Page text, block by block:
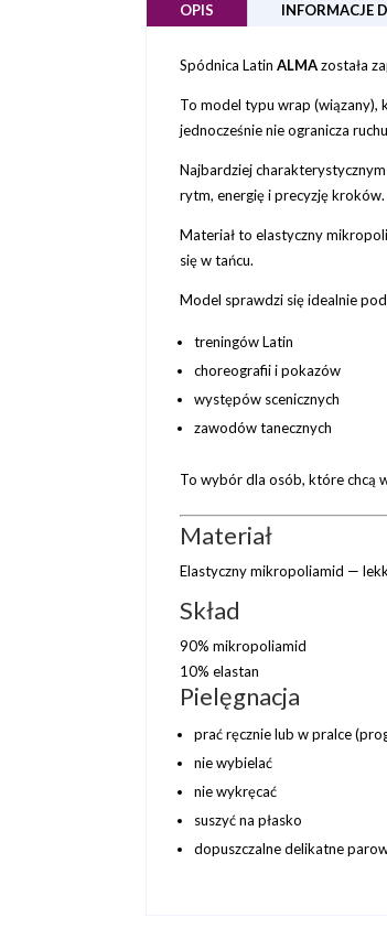
OPIS INFORMACJE
Spódnica Latin ALMAzostała
To model typu wrap (wiązany),
jednocześnie nie ogranicza
Najbardziej
rytm, energię i precyzję
Materiał to elastyczny
się w tańcu.
Model sprawdzi się idealnie
treningów Latin
choreografii i pokazów
występów scenicznych
zawodów tanecznych
To wybór dla osób, które chcą
Materiał
Elastyczny mikropoliamid —
Skład
90% mikropoliamid
10% elastan
Pielęgnacja
prać ręcznie lub w pralce
nie wybielać
nie wykręcać
suszyć na płasko
dopuszczalne delikatne